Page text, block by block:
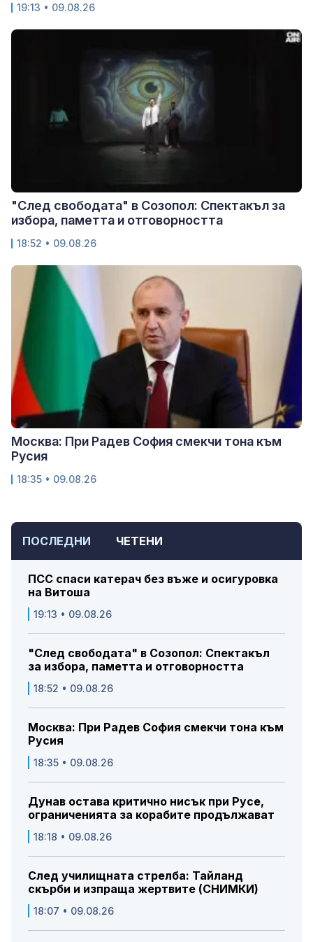
ПОСЛЕДНИ ЧЕТЕНИ
ПСС спаси катерач без въже и осигуровка
на Витоша
19:13 • 09.08.26
"След свободата" в Созопол: Спектакъл
за избора, паметта и отговорността
18:52 • 09.08.26
Москва: При Радев София смекчи тона към
Русия
18:35 • 09.08.26
Дунав остава критично нисък при Русе,
ограниченията за корабите продължават
18:18 • 09.08.26
След училищната стрелба: Тайланд
скърби и изпраща жертвите (СНИМКИ)
18:07 • 09.08.26
19:13 • 09.08.26
"След свободата" в Созопол: Спектакъл за
избора, паметта и отговорността
18:52 • 09.08.26
Москва: При Радев София смекчи тона към
Русия
18:35 • 09.08.26